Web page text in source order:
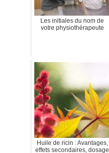
Les initiales du nom de
votre physiothérapeute
Huile de ricin : Avantages,
effets secondaires, dosage